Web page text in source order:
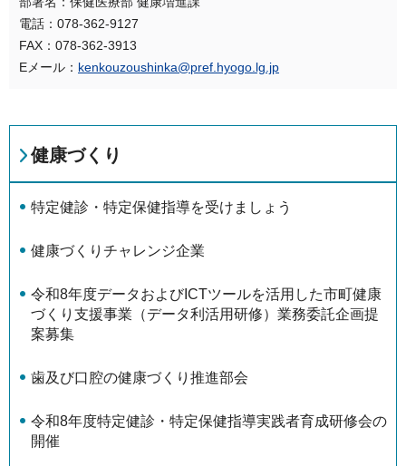
電話：078-362-9127
FAX：078-362-3913
Eメール： kenkouzoushinka@pref.hyogo.lg.jp
健康づくり
特定健診・特定保健指導を受けましょう
健康づくりチャレンジ企業
令和8年度データおよびICTツールを活用した市町健康
づくり支援事業（データ利活用研修）業務委託企画提
案募集
歯及び口腔の健康づくり推進部会
令和8年度特定健診・特定保健指導実践者育成研修会の
開催